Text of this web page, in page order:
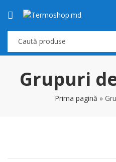
Grupuri
Prima pagină »